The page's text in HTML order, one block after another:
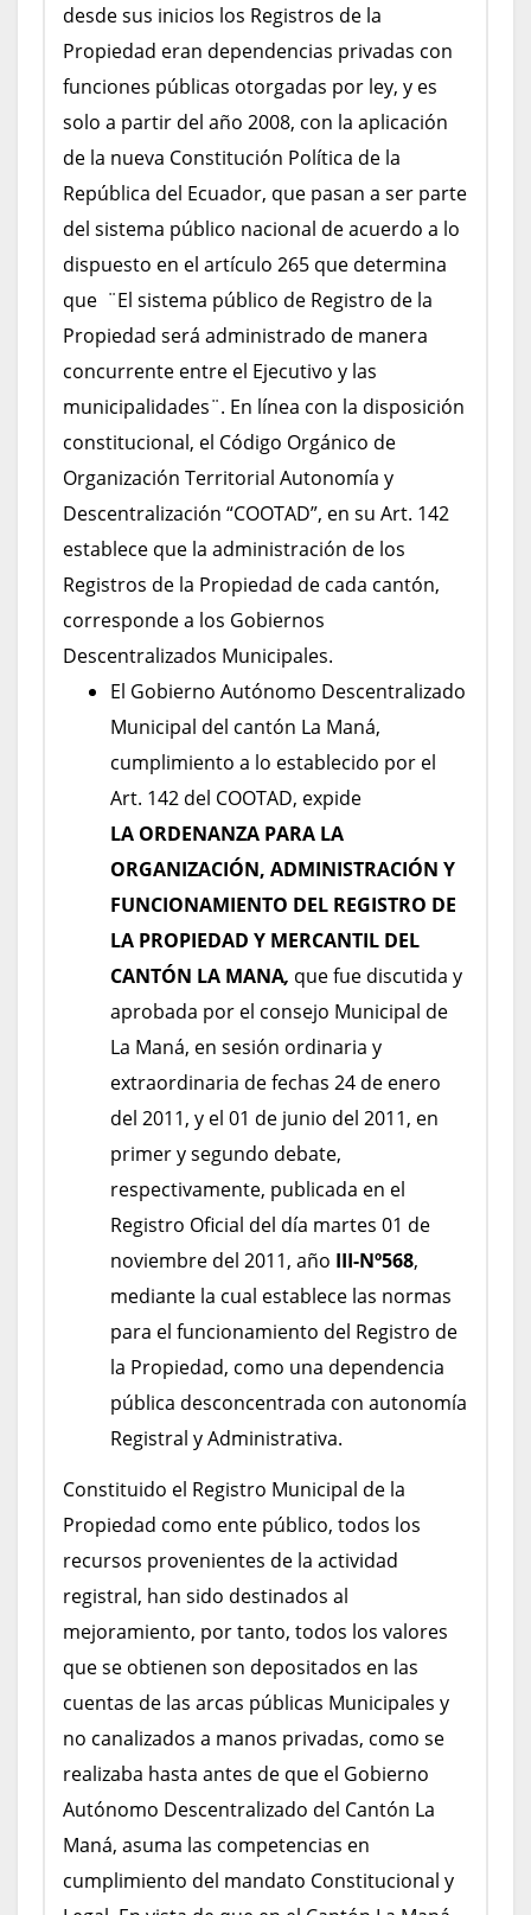
desde sus inicios los Registros de la
Propiedad eran dependencias privadas con
funciones públicas otorgadas por ley, y es
solo a partir del año 2008, con la aplicación
de la nueva Constitución Política de la
República del Ecuador, que pasan a ser parte
del sistema público nacional de acuerdo a lo
dispuesto en el artículo 265 que determina
que ¨El sistema público de Registro de la
Propiedad será administrado de manera
concurrente entre el Ejecutivo y las
municipalidades¨. En línea con la disposición
constitucional, el Código Orgánico de
Organización Territorial Autonomía y
Descentralización “COOTAD”, en su Art. 142
establece que la administración de los
Registros de la Propiedad de cada cantón,
corresponde a los Gobiernos
Descentralizados Municipales.
El Gobierno Autónomo Descentralizado
Municipal del cantón La Maná,
cumplimiento a lo establecido por el
Art. 142 del COOTAD, expide
LA ORDENANZA PARA LA
ORGANIZACIÓN, ADMINISTRACIÓN Y
FUNCIONAMIENTO DEL REGISTRO DE
LA PROPIEDAD Y MERCANTIL DEL
CANTÓN LA MANA, que fue discutida y
aprobada por el consejo Municipal de
La Maná, en sesión ordinaria y
extraordinaria de fechas 24 de enero
del 2011, y el 01 de junio del 2011, en
primer y segundo debate,
respectivamente, publicada en el
Registro Oficial del día martes 01 de
noviembre del 2011, año III-Nº568,
mediante la cual establece las normas
para el funcionamiento del Registro de
la Propiedad, como una dependencia
pública desconcentrada con autonomía
Registral y Administrativa.
Constituido el Registro Municipal de la
Propiedad como ente público, todos los
recursos provenientes de la actividad
registral, han sido destinados al
mejoramiento, por tanto, todos los valores
que se obtienen son depositados en las
cuentas de las arcas públicas Municipales y
no canalizados a manos privadas, como se
realizaba hasta antes de que el Gobierno
Autónomo Descentralizado del Cantón La
Maná, asuma las competencias en
cumplimiento del mandato Constitucional y